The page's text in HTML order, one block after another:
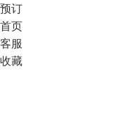
预订
首页
客服
收藏